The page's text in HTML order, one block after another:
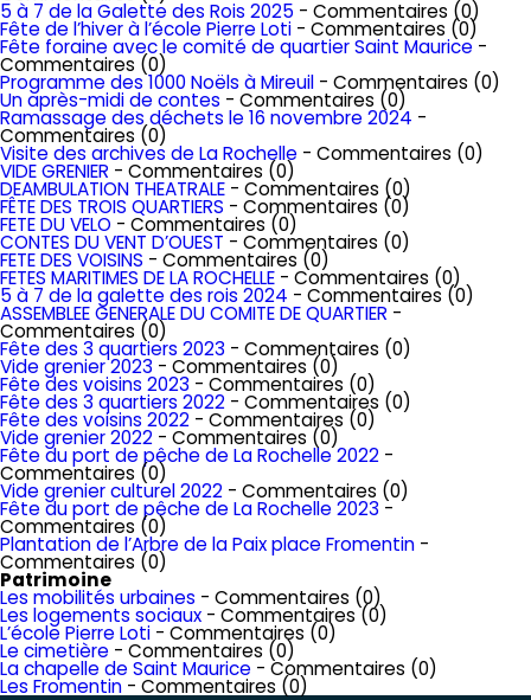
5 à 7 de la Galette des Rois 2025 - Commentaires (0)
Fête de l’hiver à l’école Pierre Loti - Commentaires (0)
Fête foraine avec le comité de quartier Saint Maurice -
Commentaires (0)
Programme des 1000 Noëls à Mireuil - Commentaires (0)
Un après-midi de contes - Commentaires (0)
Ramassage des déchets le 16 novembre 2024 -
Commentaires (0)
Visite des archives de La Rochelle - Commentaires (0)
VIDE GRENIER - Commentaires (0)
DEAMBULATION THEATRALE - Commentaires (0)
FÊTE DES TROIS QUARTIERS - Commentaires (0)
FETE DU VELO - Commentaires (0)
CONTES DU VENT D’OUEST - Commentaires (0)
FETE DES VOISINS - Commentaires (0)
FETES MARITIMES DE LA ROCHELLE - Commentaires (0)
5 à 7 de la galette des rois 2024 - Commentaires (0)
ASSEMBLEE GENERALE DU COMITE DE QUARTIER -
Commentaires (0)
Fête des 3 quartiers 2023 - Commentaires (0)
Vide grenier 2023 - Commentaires (0)
Fête des voisins 2023 - Commentaires (0)
Fête des 3 quartiers 2022 - Commentaires (0)
Fête des voisins 2022 - Commentaires (0)
Vide grenier 2022 - Commentaires (0)
Fête du port de pêche de La Rochelle 2022 -
Commentaires (0)
Vide grenier culturel 2022 - Commentaires (0)
Fête du port de pêche de La Rochelle 2023 -
Commentaires (0)
Plantation de l’Arbre de la Paix place Fromentin -
Commentaires (0)
Patrimoine
Les mobilités urbaines - Commentaires (0)
Les logements sociaux - Commentaires (0)
L’école Pierre Loti - Commentaires (0)
Le cimetière - Commentaires (0)
La chapelle de Saint Maurice - Commentaires (0)
Les Fromentin - Commentaires (0)